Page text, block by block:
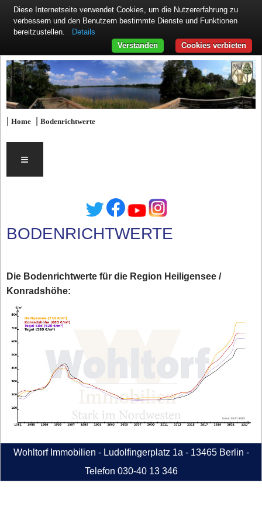
|Home |Bodenrichtwerte
≡
BODENRICHTWERTE
Die Bodenrichtwerte für die Region Heiligensee /
Konradshöhe:
Wohltorf Immobilien - Ludolfingerplatz 1a - 13465 Berlin -
Telefon 030-40 13 346
Diese Internetseite verwendet Cookies, um die Nutzererfahrung zu
verbessern und den Benutzern bestimmte Dienste und Funktionen
bereitzustellen.
Details
Cookies verbieten
Verstanden